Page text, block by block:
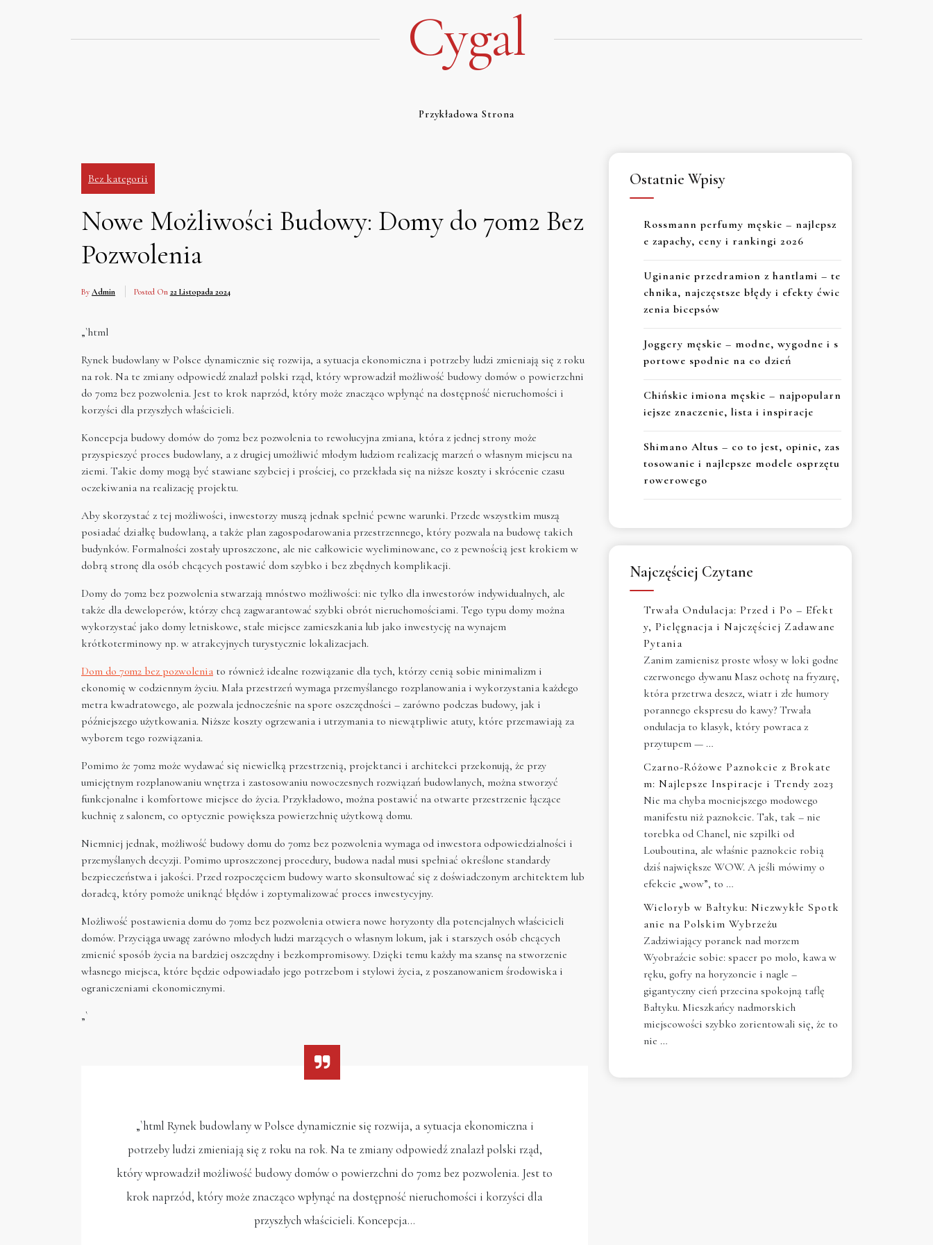
Cygal
Przykładowa Strona
Bez kategorii
Nowe Możliwości Budowy: Domy do 70m2 Bez
Pozwolenia
By Admin Posted On 22 Listopada 2024
„`html
Rynek budowlany w Polsce dynamicznie się rozwija, a sytuacja ekonomiczna i potrzeby ludzi zmieniają się z roku
na rok. Na te zmiany odpowiedź znalazł polski rząd, który wprowadził możliwość budowy domów o powierzchni
do 70m2 bez pozwolenia. Jest to krok naprzód, który może znacząco wpłynąć na dostępność nieruchomości i
korzyści dla przyszłych właścicieli.
Koncepcja budowy domów do 70m2 bez pozwolenia to rewolucyjna zmiana, która z jednej strony może
przyspieszyć proces budowlany, a z drugiej umożliwić młodym ludziom realizację marzeń o własnym miejscu na
ziemi. Takie domy mogą być stawiane szybciej i prościej, co przekłada się na niższe koszty i skrócenie czasu
oczekiwania na realizację projektu.
Aby skorzystać z tej możliwości, inwestorzy muszą jednak spełnić pewne warunki. Przede wszystkim muszą
posiadać działkę budowlaną, a także plan zagospodarowania przestrzennego, który pozwala na budowę takich
budynków. Formalności zostały uproszczone, ale nie całkowicie wyeliminowane, co z pewnością jest krokiem w
dobrą stronę dla osób chcących postawić dom szybko i bez zbędnych komplikacji.
Domy do 70m2 bez pozwolenia stwarzają mnóstwo możliwości: nie tylko dla inwestorów indywidualnych, ale
także dla deweloperów, którzy chcą zagwarantować szybki obrót nieruchomościami. Tego typu domy można
wykorzystać jako domy letniskowe, stałe miejsce zamieszkania lub jako inwestycję na wynajem
krótkoterminowy np. w atrakcyjnych turystycznie lokalizacjach.
Dom do 70m2 bez pozwolenia to również idealne rozwiązanie dla tych, którzy cenią sobie minimalizm i
ekonomię w codziennym życiu. Mała przestrzeń wymaga przemyślanego rozplanowania i wykorzystania każdego
metra kwadratowego, ale pozwala jednocześnie na spore oszczędności – zarówno podczas budowy, jak i
późniejszego użytkowania. Niższe koszty ogrzewania i utrzymania to niewątpliwie atuty, które przemawiają za
wyborem tego rozwiązania.
Pomimo że 70m2 może wydawać się niewielką przestrzenią, projektanci i architekci przekonują, że przy
umiejętnym rozplanowaniu wnętrza i zastosowaniu nowoczesnych rozwiązań budowlanych, można stworzyć
funkcjonalne i komfortowe miejsce do życia. Przykładowo, można postawić na otwarte przestrzenie łączące
kuchnię z salonem, co optycznie powiększa powierzchnię użytkową domu.
Niemniej jednak, możliwość budowy domu do 70m2 bez pozwolenia wymaga od inwestora odpowiedzialności i
przemyślanych decyzji. Pomimo uproszczonej procedury, budowa nadal musi spełniać określone standardy
bezpieczeństwa i jakości. Przed rozpoczęciem budowy warto skonsultować się z doświadczonym architektem lub
doradcą, który pomoże uniknąć błędów i zoptymalizować proces inwestycyjny.
Możliwość postawienia domu do 70m2 bez pozwolenia otwiera nowe horyzonty dla potencjalnych właścicieli
domów. Przyciąga uwagę zarówno młodych ludzi marzących o własnym lokum, jak i starszych osób chcących
zmienić sposób życia na bardziej oszczędny i bezkompromisowy. Dzięki temu każdy ma szansę na stworzenie
własnego miejsca, które będzie odpowiadało jego potrzebom i stylowi życia, z poszanowaniem środowiska i
ograniczeniami ekonomicznymi.
„`
„`html Rynek budowlany w Polsce dynamicznie się rozwija, a sytuacja ekonomiczna i
potrzeby ludzi zmieniają się z roku na rok. Na te zmiany odpowiedź znalazł polski rząd,
który wprowadził możliwość budowy domów o powierzchni do 70m2 bez pozwolenia. Jest to
krok naprzód, który może znacząco wpłynąć na dostępność nieruchomości i korzyści dla
przyszłych właścicieli. Koncepcja…
Ostatnie Wpisy
Rossmann perfumy męskie – najlepsz
e zapachy, ceny i rankingi 2026
Uginanie przedramion z hantlami – te
chnika, najczęstsze błędy i efekty ćwic
zenia bicepsów
Joggery męskie – modne, wygodne i s
portowe spodnie na co dzień
Chińskie imiona męskie – najpopularn
iejsze znaczenie, lista i inspiracje
Shimano Altus – co to jest, opinie, zas
tosowanie i najlepsze modele osprzętu
rowerowego
Najczęściej Czytane
Trwała Ondulacja: Przed i Po – Efekt
y, Pielęgnacja i Najczęściej Zadawane
Pytania
Zanim zamienisz proste włosy w loki godne
czerwonego dywanu Masz ochotę na fryzurę,
która przetrwa deszcz, wiatr i złe humory
porannego ekspresu do kawy? Trwała
ondulacja to klasyk, który powraca z
przytupem — …
Czarno-Różowe Paznokcie z Brokate
m: Najlepsze Inspiracje i Trendy 2023
Nie ma chyba mocniejszego modowego
manifestu niż paznokcie. Tak, tak – nie
torebka od Chanel, nie szpilki od
Louboutina, ale właśnie paznokcie robią
dziś największe WOW. A jeśli mówimy o
efekcie „wow”, to …
Wieloryb w Bałtyku: Niezwykłe Spotk
anie na Polskim Wybrzeżu
Zadziwiający poranek nad morzem
Wyobraźcie sobie: spacer po molo, kawa w
ręku, gofry na horyzoncie i nagle –
gigantyczny cień przecina spokojną taflę
Bałtyku. Mieszkańcy nadmorskich
miejscowości szybko zorientowali się, że to
nie …